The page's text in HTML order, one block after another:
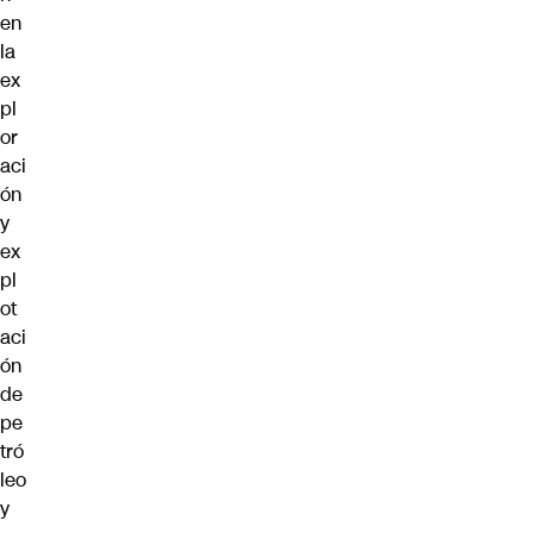
en
la
ex
pl
or
aci
ón
y
ex
pl
ot
aci
ón
de
pe
tró
leo
y